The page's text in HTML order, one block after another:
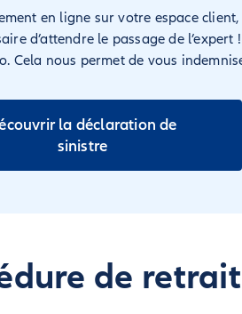
en ligne sur votre espace
d’attendre le passage de
Cela nous permet de vous
la déclaration de
sinistre
de retrait